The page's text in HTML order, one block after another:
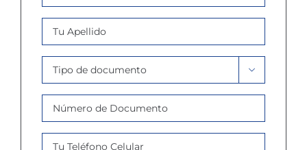
*
Apellido
*
Tipo
Documento

Número
de
Documento
Celular